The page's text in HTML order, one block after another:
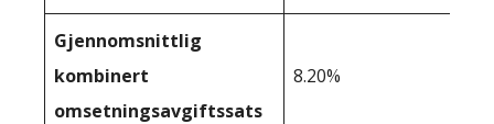
Gjennomsnittlig
kombinert
omsetningsavgiftssats
8.20%